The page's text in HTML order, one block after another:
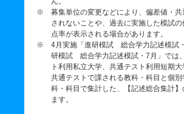
※ 募集単位の変更などにより、偏差値・共
されないことや、過去に実施した模試
点率が表示される場合があります。
※ 4月実施「進研模試 総合学力記述模試
研模試 総合学力記述模試・7月」では
ト利用私立大学、共通テスト利用短期
共通テストで課される教科・科目と個
科・科目で集計した、【記述総合集計
ます。